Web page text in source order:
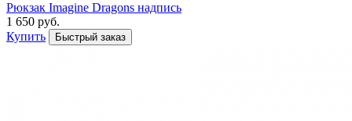
Рюкзак Imagine Dragons надпись
1 650 руб.
Купить
Быстрый заказ